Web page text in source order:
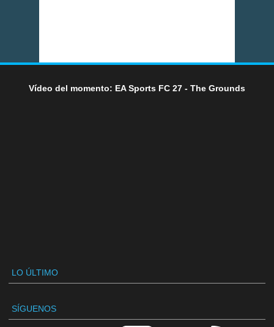
Vídeo del momento: EA Sports FC 27 - The Grounds
LO ÚLTIMO
SÍGUENOS